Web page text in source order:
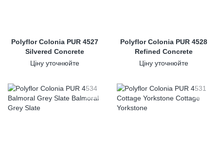
Polyflor Colonia PUR 4527
Silvered Concrete
Ціну уточнюйте
Polyflor Colonia PUR 4528
Refined Concrete
Ціну уточнюйте